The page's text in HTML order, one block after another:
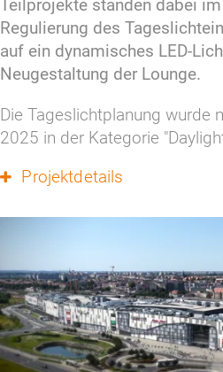
Teilprojekte standen dabei
Regulierung des
auf ein dynamisches LED-
Neugestaltung der Lounge.
Die Tageslichtplanung wurde
2025 in der Kategorie
Projektdetails